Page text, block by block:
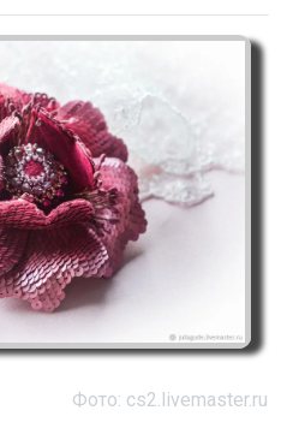
Фото: cs2.livemaster.ru